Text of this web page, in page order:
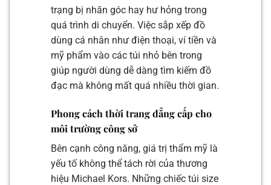
trạng bị nhăn góc hay hư hỏng trong
quá trình di chuyển. Việc sắp xếp đồ
dùng cá nhân như điện thoại, ví tiền và
mỹ phẩm vào các túi nhỏ bên trong
giúp người dùng dễ dàng tìm kiếm đồ
đạc mà không mất quá nhiều thời gian.
Phong cách thời trang đẳng cấp cho
môi trường công sở
Bên cạnh công năng, giá trị thẩm mỹ là
yếu tố không thể tách rời của thương
hiệu Michael Kors. Những chiếc túi size